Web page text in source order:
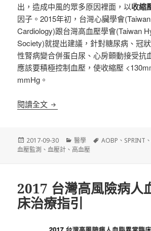
出，造成中風的眾多原因裡面，以收縮
因子。2015年初，台灣心臟學會
Cardiology)跟台灣高血壓學會(Taiwan
Society)就提出建議，針對糖尿病、冠
性腎病變合併蛋白尿、心房顫動接受抗
應該要積極控制血壓，使收縮壓
mmHg。
閱讀全文 量血壓的正確姿勢！2017年台
發
佈
2017-09-30
分
類
醫學
標
AOBP 、 SPRINT
血壓監測 、血壓計 、高血壓
2017 台灣高風險病人
床治療指引